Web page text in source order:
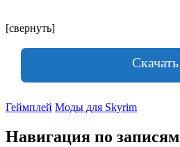
[свернуть]
Скачать
Геймплей Моды для Skyrim
Навигация по записям